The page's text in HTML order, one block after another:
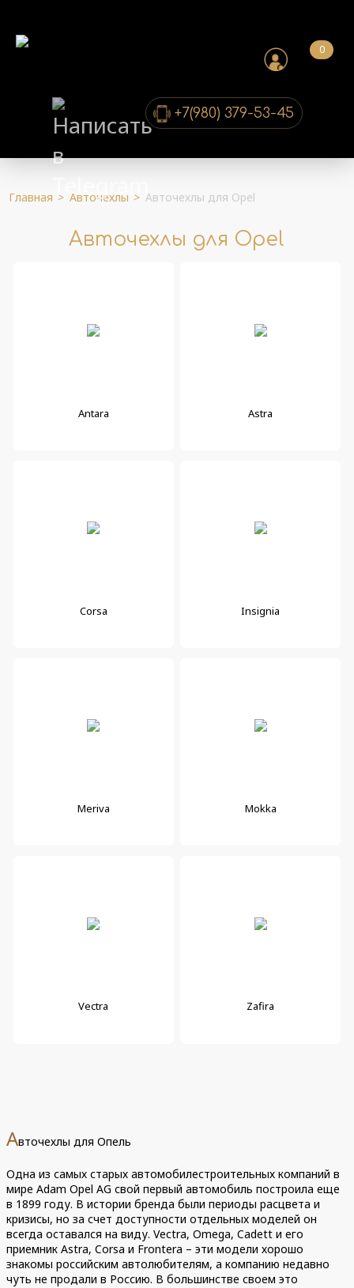
0
+7(980) 379-53-45
Главная > Авточехлы > Авточехлы для Opel
Авточехлы для Opel
Antara Astra
Corsa Insignia
Meriva Mokka
Vectra Zafira
Авточехлы для Опель
Одна из самых старых автомобилестроительных компаний в
мире Adam Opel AG свой первый автомобиль построила еще
в 1899 году. В истории бренда были периоды расцвета и
кризисы, но за счет доступности отдельных моделей он
всегда оставался на виду. Vectra, Omega, Cadett и его
приемник Astra, Corsa и Frontera – эти модели хорошо
знакомы российским автолюбителям, а компанию недавно
чуть не продали в Россию. В большинстве своем это